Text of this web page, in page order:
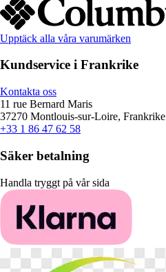
Upptäck alla våra varumärken
Kundservice i Frankrike
Kontakta oss
11 rue Bernard Maris
37270 Montlouis-sur-Loire, Frankrike
+33 1 86 47 62 58
Säker betalning
Handla tryggt på vår sida